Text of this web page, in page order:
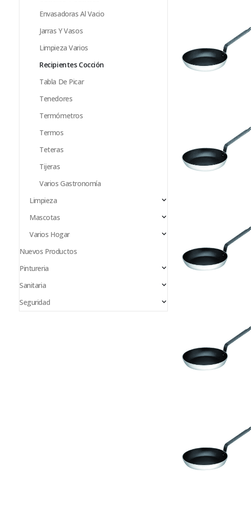
Envasadoras Al Vacio
Jarras Y Vasos
Limpieza Varios
Recipientes Cocción
Tabla De Picar
Tenedores
Termómetros
Termos
Teteras
Tijeras
Varios Gastronomía
Limpieza
Mascotas
Varios Hogar
Nuevos Productos
Pintureria
Sanitaria
Seguridad